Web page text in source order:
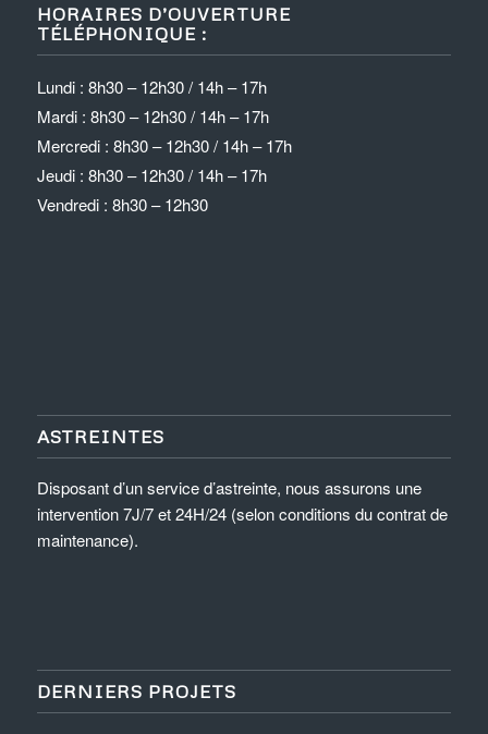
HORAIRES D’OUVERTURE
TÉLÉPHONIQUE :
Lundi : 8h30 – 12h30 / 14h – 17h
Mardi : 8h30 – 12h30 / 14h – 17h
Mercredi : 8h30 – 12h30 / 14h – 17h
Jeudi : 8h30 – 12h30 / 14h – 17h
Vendredi : 8h30 – 12h30
ASTREINTES
Disposant d’un service d’astreinte, nous assurons une
intervention 7J/7 et 24H/24 (selon conditions du contrat de
maintenance).
DERNIERS PROJETS